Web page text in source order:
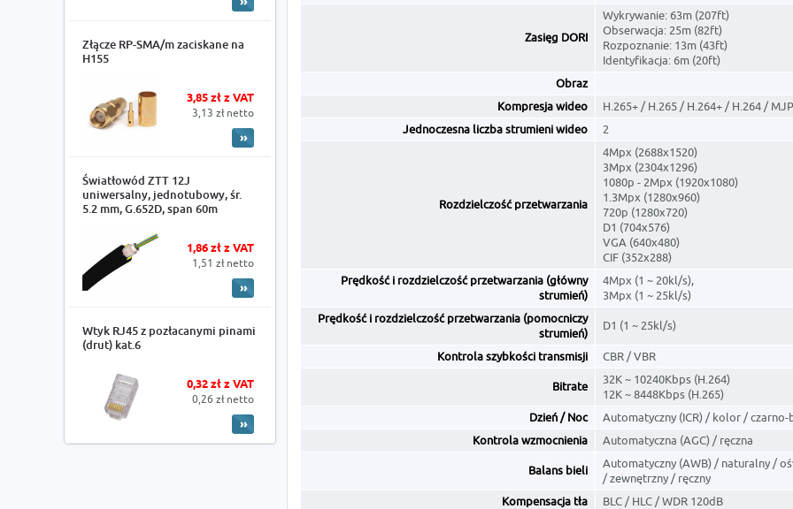
Złącze RP-SMA/m zaciskane na
H155
3,85 zł z VAT
3,13 zł netto
Światłowód ZTT 12J
uniwersalny, jednotubowy, śr.
5.2 mm, G.652D, span 60m
1,86 zł z VAT
1,51 zł netto
Wtyk RJ45 z pozłacanymi pinami
(drut) kat.6
0,32 zł z VAT
0,26 zł netto
Zasięg DORI
Wykrywanie: 63m (207ft)
Obserwacja: 25m (82ft)
Rozpoznanie: 13m (43ft)
Identyfikacja: 6m (20ft)
Obraz
Kompresja wideo
H.265+ / H.265 / H.264+ / H.264 /
Jednoczesna liczba strumieni wideo
2
Rozdzielczość przetwarzania
4Mpx (2688x1520)
3Mpx (2304x1296)
1080p - 2Mpx (1920x1080)
1.3Mpx (1280x960)
720p (1280x720)
D1 (704x576)
VGA (640x480)
CIF (352x288)
Prędkość i rozdzielczość przetwarzania (główny
strumień)
4Mpx (1 ~ 20kl/s),
3Mpx (1 ~ 25kl/s)
Prędkość i rozdzielczość przetwarzania (pomocniczy
strumień)
D1 (1 ~ 25kl/s)
Kontrola szybkości transmisji CBR / VBR
Bitrate
32K ~ 10240Kbps (H.264)
12K ~ 8448Kbps (H.265)
Dzień / Noc
Automatyczny (ICR) / kolor / czarno-
Kontrola wzmocnienia
Automatyczna (AGC) / ręczna
Balans bieli
Automatyczny (AWB) / naturalny /
/ zewnętrzny / ręczny
Kompensacja tła
BLC / HLC / WDR 120dB